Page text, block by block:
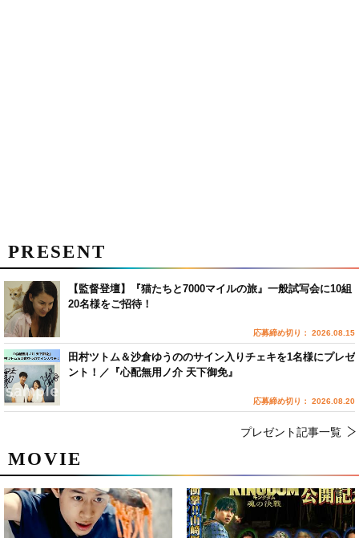
MOVIE
PRESENT
【監督登壇】『猫たちと7000マイルの旅』一般試写会に10組
20名様をご招待！
応募締め切り： 2026.08.15
田村ツトム＆沙倉ゆうののサイン入りチェキを1名様にプレゼ
ント！／『心配無用ノ介 天下御免』
応募締め切り： 2026.08.20
プレゼント記事一覧